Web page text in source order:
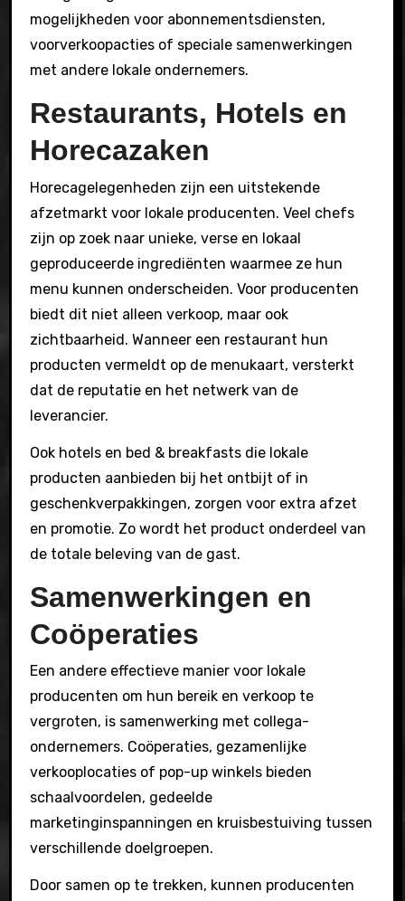
mogelijkheden voor abonnementsdiensten,
voorverkoopacties of speciale samenwerkingen
met andere lokale ondernemers.
Restaurants, Hotels en
Horecazaken
Horecagelegenheden zijn een uitstekende
afzetmarkt voor lokale producenten. Veel chefs
zijn op zoek naar unieke, verse en lokaal
geproduceerde ingrediënten waarmee ze hun
menu kunnen onderscheiden. Voor producenten
biedt dit niet alleen verkoop, maar ook
zichtbaarheid. Wanneer een restaurant hun
producten vermeldt op de menukaart, versterkt
dat de reputatie en het netwerk van de
leverancier.
Ook hotels en bed & breakfasts die lokale
producten aanbieden bij het ontbijt of in
geschenkverpakkingen, zorgen voor extra afzet
en promotie. Zo wordt het product onderdeel van
de totale beleving van de gast.
Samenwerkingen en
Coöperaties
Een andere effectieve manier voor lokale
producenten om hun bereik en verkoop te
vergroten, is samenwerking met collega-
ondernemers. Coöperaties, gezamenlijke
verkooplocaties of pop-up winkels bieden
schaalvoordelen, gedeelde
marketinginspanningen en kruisbestuiving tussen
verschillende doelgroepen.
Door samen op te trekken, kunnen producenten